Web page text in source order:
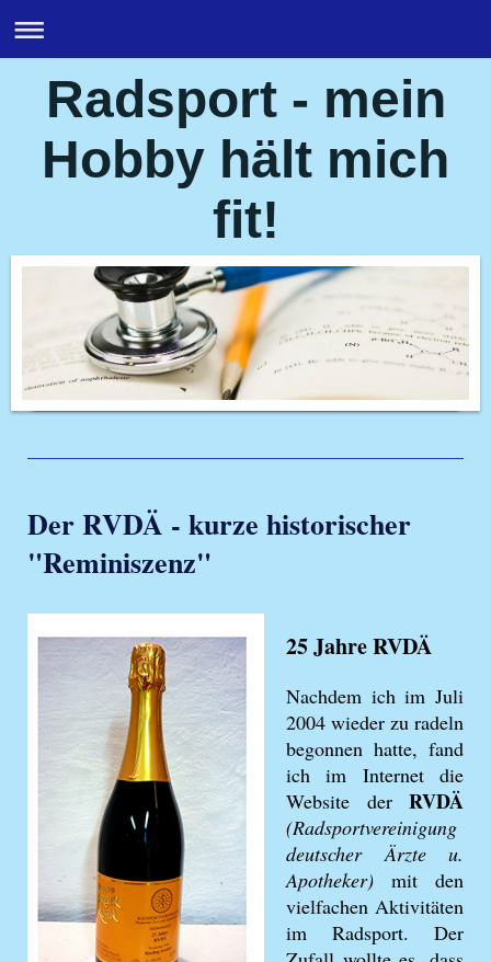
Radsport - mein
Hobby hält mich
fit!
Der RVDÄ - kurze historischer
"Reminiszenz"
25 Jahre RVDÄ
Nachdem ich im Juli
2004 wieder zu radeln
begonnen hatte, fand
ich im Internet die
Website der RVDÄ
(Radsportvereinigung
deutscher Ärzte u.
Apotheker) mit den
vielfachen Aktivitäten
im Radsport. Der